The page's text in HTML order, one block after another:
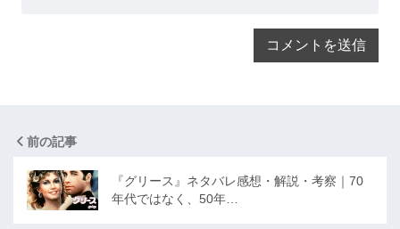
前の記事
『グリース』ネタバレ感想・解説・考察｜70
年代ではなく、50年…